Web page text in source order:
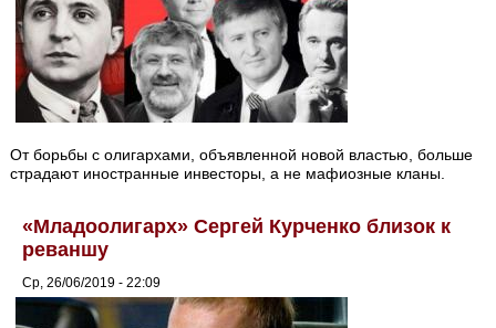
От борьбы с олигархами, объявленной новой властью, больше
страдают иностранные инвесторы, а не мафиозные кланы.
«Младоолигарх» Сергей Курченко близок к
реваншу
Ср, 26/06/2019 - 22:09